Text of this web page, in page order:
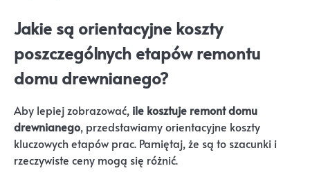
Jakie są orientacyjne koszty
poszczególnych etapów remontu
domu drewnianego?
Aby lepiej zobrazować, ile kosztuje remont domu
drewnianego, przedstawiamy orientacyjne koszty
kluczowych etapów prac. Pamiętaj, że są to szacunki i
rzeczywiste ceny mogą się różnić.